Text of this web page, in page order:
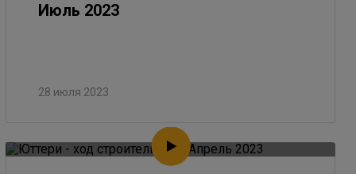
Июль 2023
28 июля 2023